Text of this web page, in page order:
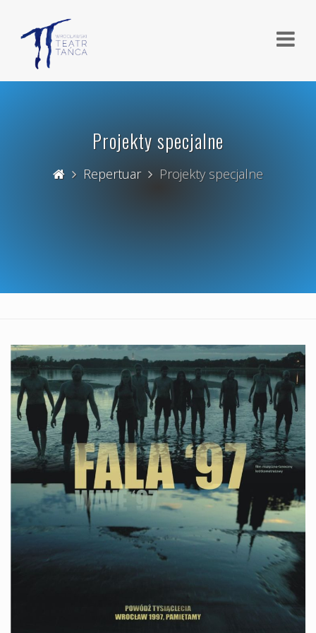
Projekty specjalne
Repertuar Projekty specjalne